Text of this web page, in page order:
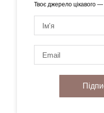
Твоє джерело цікавого —